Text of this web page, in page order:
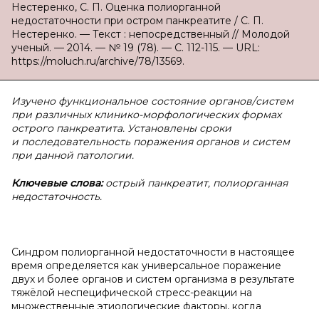
Нестеренко, С. П. Оценка полиорганной
недостаточности при остром панкреатите / С. П.
Нестеренко. — Текст : непосредственный // Молодой
ученый. — 2014. — № 19 (78). — С. 112-115. — URL:
https://moluch.ru/archive/78/13569.
Изучено функциональное состояние органов/систем
при различных клинико-морфологических формах
острого панкреатита. Установлены сроки
и последовательность поражения органов и систем
при данной патологии.
Ключевые слова: острый панкреатит, полиорганная
недостаточность.
Синдром полиорганной недостаточности в настоящее
время определяется как универсальное поражение
двух и более органов и систем организма в результате
тяжёлой неспецифической стресс-реакции на
множественные этиологические факторы, когда